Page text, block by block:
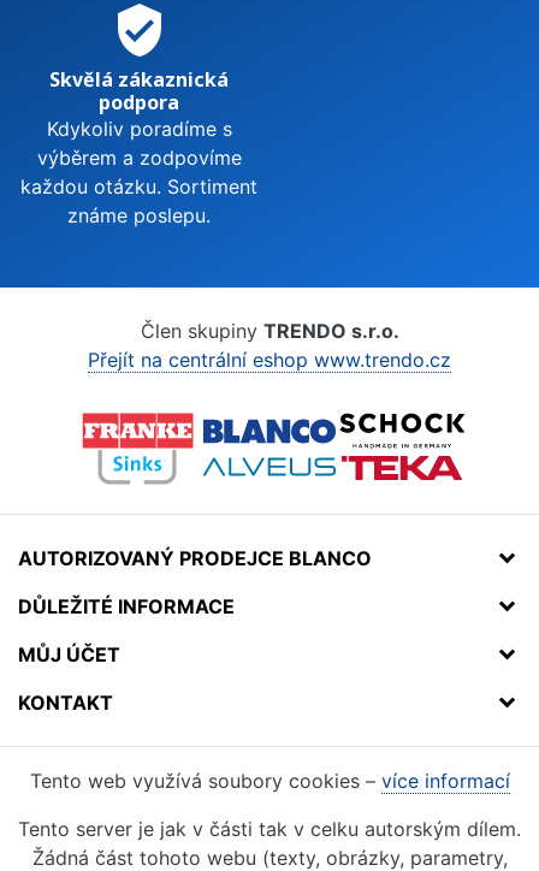
verified_user
Skvělá zákaznická
podpora
Kdykoliv poradíme s
výběrem a zodpovíme
každou otázku. Sortiment
známe poslepu.
Člen skupiny TRENDO s.r.o.
Přejít na centrální eshop www.trendo.cz
AUTORIZOVANÝ PRODEJCE BLANCO
DŮLEŽITÉ INFORMACE
MŮJ ÚČET
KONTAKT
Tento web využívá soubory cookies – více informací
Tento server je jak v části tak v celku autorským dílem.
Žádná část tohoto webu (texty, obrázky, parametry,